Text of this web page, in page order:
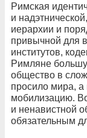
Римская
и
иерархии и
привычной для
институтов,
Римляне
общество в
просило мира, а
мобилизацию.
и ненавистной
обязательным